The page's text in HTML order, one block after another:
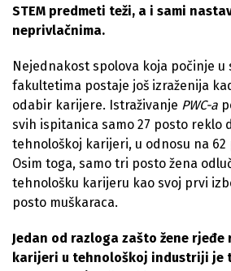
STEM predmeti teži, a i sami
neprivlačnima.
Nejednakost spolova koja počinje u
fakultetima postaje još izraženija
odabir karijere. Istraživanje PWC-a
svih ispitanica samo 27 posto reklo
tehnološkoj karijeri, u odnosu na 62
Osim toga, samo tri posto žena
tehnološku karijeru kao svoj prvi
posto muškaraca.
Jedan od razloga zašto žene rjeđe
karijeri u tehnološkoj industriji je